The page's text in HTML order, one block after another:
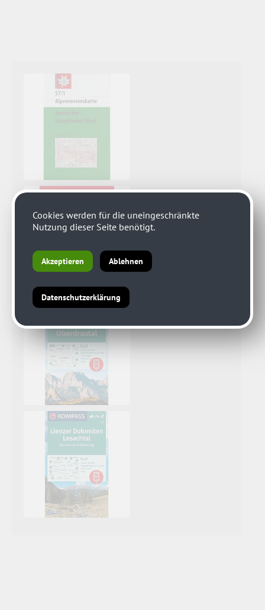
Cookies werden für die uneingeschränkte
Nutzung dieser Seite benötigt.
Akzeptieren Ablehnen
Datenschutzerklärung